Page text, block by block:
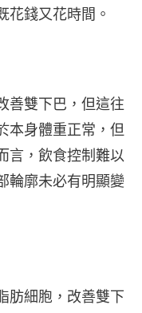
花錢又花時間。
善雙下巴，但這往
本身體重正常，但
言，飲食控制難以
輪廓未必有明顯變
肪細胞，改善雙下